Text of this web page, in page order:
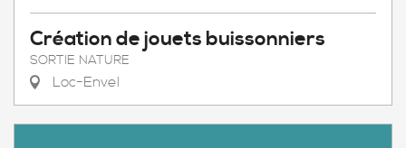
Création de jouets buissonniers
SORTIE NATURE
Loc-Envel